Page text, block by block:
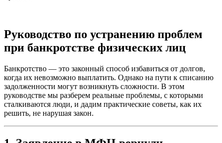
Руководство по устранению проблем
при банкротстве физических лиц
Банкротство — это законный способ избавиться от долгов,
когда их невозможно выплатить. Однако на пути к списанию
задолженности могут возникнуть сложности. В этом
руководстве мы разберем реальные проблемы, с которыми
сталкиваются люди, и дадим практические советы, как их
решить, не нарушая закон.